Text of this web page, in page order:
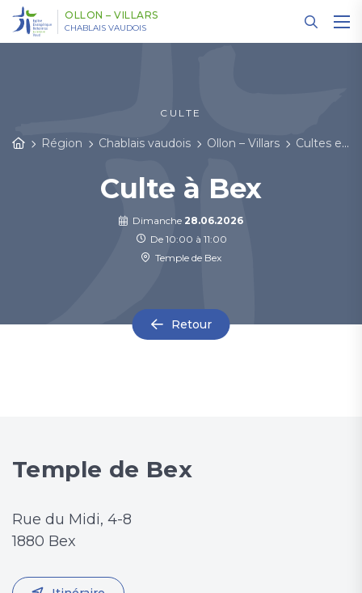
OLLON – VILLARS
CHABLAIS VAUDOIS
CULTE
Région Chablais vaudois Ollon – Villars Cultes et événements
Culte à Bex
Dimanche 28.06.2026
De 10:00 à 11:00
Temple de Bex
Retour
Temple de Bex
Rue du Midi, 4-8
1880 Bex
Panneau de gestion des cookies